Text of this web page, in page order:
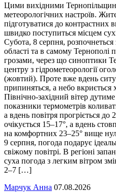
Цими вихідними
метеорологічних настроїв.
підготуватися до контрастних
швидко поступиться місцем
Субота, 8 серпня, розпочнеться
області та в самому Тернополі
грозами, через що синоптики
центру з гідрометеорології
(жовтий). Проте вже вдень
припиняться, а небо
Північно-західний вітер
показники термометрів
а вдень повітря прогріється до
очікується 15–17°, а вдень
на комфортних 23–25° вище
9 серпня, погода подарує
свіжому повітрі. В регіоні
суха погода з легким вітром
2–7 […]
Марчук Анна 07.08.2026